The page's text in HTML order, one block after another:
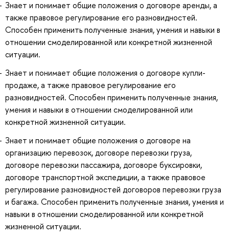
Знает и понимает общие положения о договоре аренды, а
также правовое регулирование его разновидностей.
Способен применить полученные знания, умения и навыки в
отношении смоделированной или конкретной жизненной
ситуации.
Знает и понимает общие положения о договоре купли-
продаже, а также правовое регулирование его
разновидностей. Способен применить полученные знания,
умения и навыки в отношении смоделированной или
конкретной жизненной ситуации.
Знает и понимает общие положения о договоре на
организацию перевозок, договоре перевозки груза,
договоре перевозки пассажира, договоре буксировки,
договоре транспортной экспедиции, а также правовое
регулирование разновидностей договоров перевозки груза
и багажа. Способен применить полученные знания, умения и
навыки в отношении смоделированной или конкретной
жизненной ситуации.